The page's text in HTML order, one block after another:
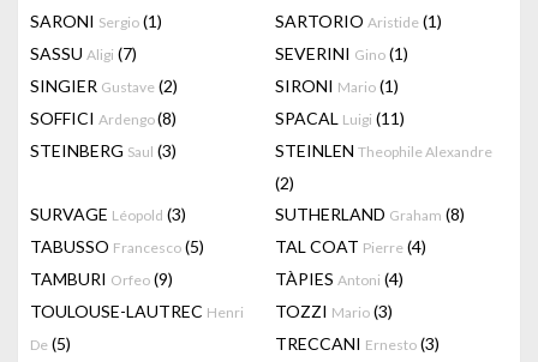
SARONI Sergio (1) SARTORIO Aristide (1)
SASSU Aligi (7) SEVERINI Gino (1)
SINGIER Gustave (2) SIRONI Mario (1)
SOFFICI Ardengo(8) SPACAL Luigi (11)
STEINBERG Saul (3) STEINLEN Theophile Alexandre
(2)
SURVAGE Léopold (3) SUTHERLAND Graham (8)
TABUSSO Francesco (5) TAL COAT Pierre (4)
TAMBURI Orfeo (9) TÀPIES Antoni (4)
TOULOUSE-LAUTREC Henri
De (5)
TOZZI Mario (3)
TRECCANI Ernesto (3)